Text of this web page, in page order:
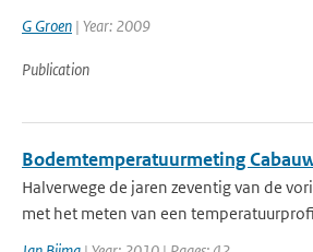
G Groen | Year: 2009
Publication
Bodemtemperatuurmeting
Halverwege de jaren zeventig van de
met het meten van een